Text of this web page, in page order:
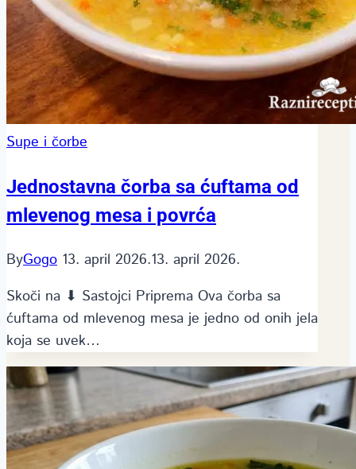
Supe i čorbe
Jednostavna čorba sa ćuftama od
mlevenog mesa i povrća
ByGogo 13. april 2026.13. april 2026.
Skoči na ⬇ Sastojci Priprema Ova čorba sa
ćuftama od mlevenog mesa je jedno od onih jela
koja se uvek…